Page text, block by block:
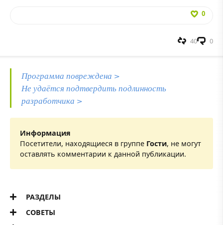
0
0
40
Программа повреждена >
Не удаётся подтвердить подлинность
разработчика >
Информация
Посетители, находящиеся в группе Гости, не могут
оставлять комментарии к данной публикации.
РАЗДЕЛЫ
СОВЕТЫ